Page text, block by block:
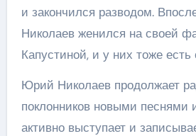
и закончился разводом.
Николаев женился на своей
Капустиной, и у них тоже есть
Юрий Николаев продолжает
поклонников новыми песнями
активно выступает и